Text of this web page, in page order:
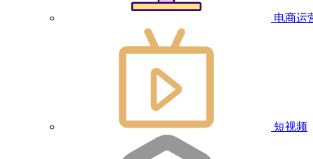
电商运
短视频